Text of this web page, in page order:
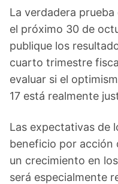
La verdadera
el próximo 30 de
publique los
cuarto trimestre
evaluar si el
17 está realmente
Las expectativas de
beneficio por acción
un crecimiento en
será especialmente